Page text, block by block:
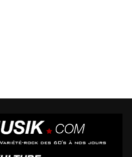
80 : Les Mystérieuses Cités d’Or
du roman de Scott O’Dell,
série animée.